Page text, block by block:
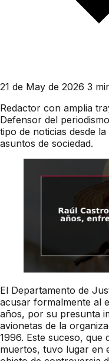
21 de May de 2026 3
Redactor con amplia
Defensor del
tipo de noticias desde
asuntos de sociedad.
El Departamento de
acusar formalmente al
años, por su presunta
avionetas de la
1996. Este suceso,
muertos, tuvo lugar en